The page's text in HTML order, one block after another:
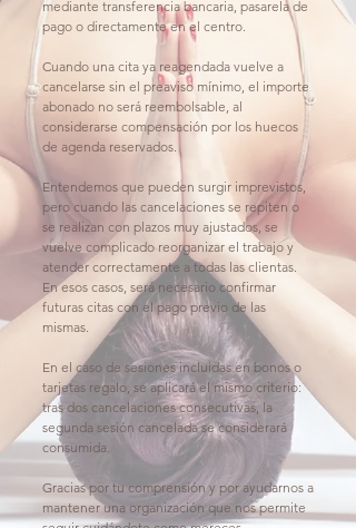
mediante transferencia bancaria, pasarela de
pago o directamente en el centro.
Cuando una cita ya reagendada vuelve a
cancelarse sin el preaviso mínimo, el importe
abonado no será reembolsable, al
considerarse compensación por los huecos
de agenda reservados.
Entendemos que pueden surgir imprevistos,
pero cuando las cancelaciones se repiten o
se realizan con plazos muy ajustados, se
vuelve complicado reorganizar el trabajo y
atender correctamente a todas las clientas.
En esos casos, será necesario confirmar
futuras citas con el pago previo de las
mismas.
En el caso de sesiones incluidas en bonos o
tarjetas regalo, se aplicará el mismo criterio:
tras dos cancelaciones consecutivas, la
segunda sesión cancelada se considerará
consumida.
Gracias por tu comprensión y por ayudarnos a
mantener una organización que nos permite